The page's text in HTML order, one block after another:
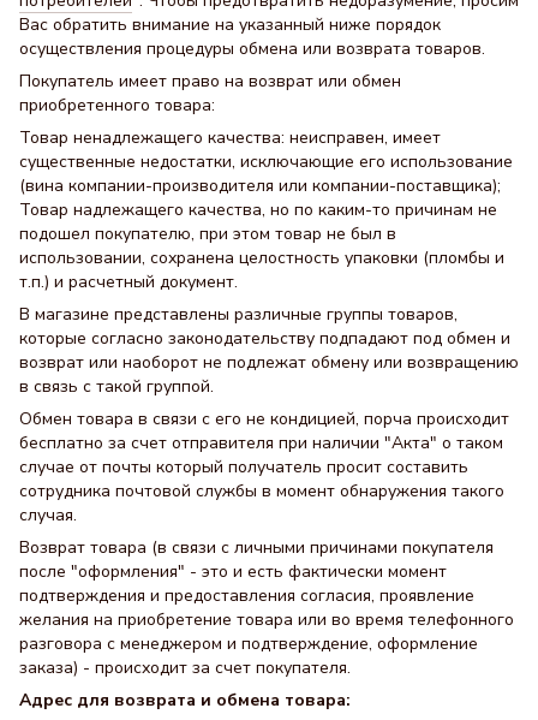
Вас обратить внимание на указанный ниже порядок
осуществления процедуры обмена или возврата товаров.
Покупатель имеет право на возврат или обмен
приобретенного товара:
Товар ненадлежащего качества: неисправен, имеет
существенные недостатки, исключающие его использование
(вина компании-производителя или компании-поставщика);
Товар надлежащего качества, но по каким-то причинам не
подошел покупателю, при этом товар не был в
использовании, сохранена целостность упаковки (пломбы и
т.п.) и расчетный документ.
В магазине представлены различные группы товаров,
которые согласно законодательству подпадают под обмен и
возврат или наоборот не подлежат обмену или возвращению
в связь с такой группой.
Обмен товара в связи с его не кондицией, порча происходит
бесплатно за счет отправителя при наличии "Акта" о таком
случае от почты который получатель просит составить
сотрудника почтовой службы в момент обнаружения такого
случая.
Возврат товара (в связи с личными причинами покупателя
после "оформления" - это и есть фактически момент
подтверждения и предоставления согласия, проявление
желания на приобретение товара или во время телефонного
разговора с менеджером и подтверждение, оформление
заказа) - происходит за счет покупателя.
Адрес для возврата и обмена товара: